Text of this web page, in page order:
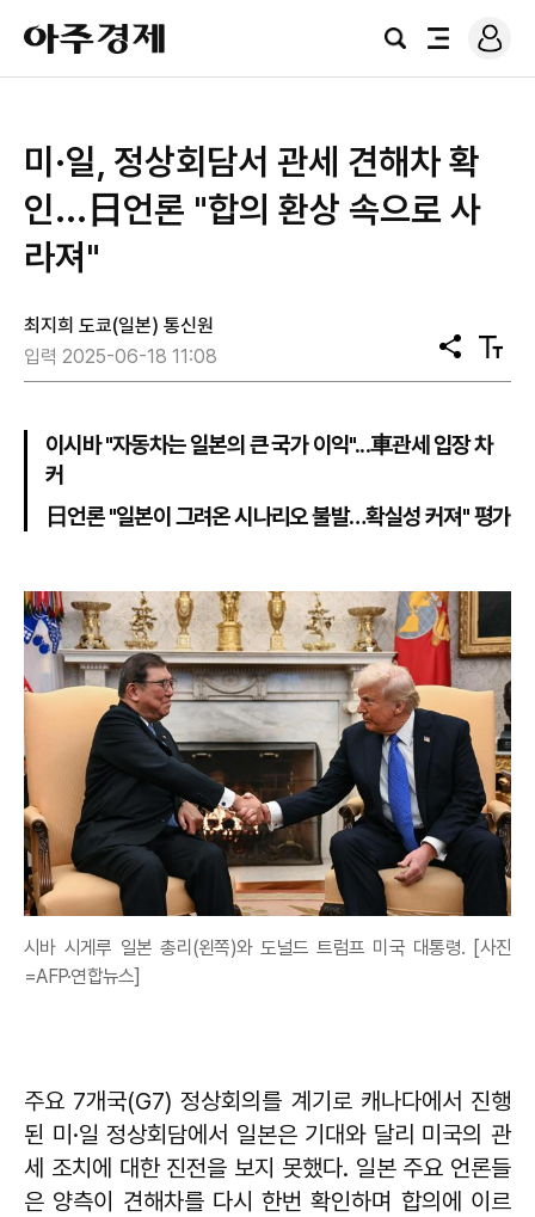
아
주
경
검
전
로
그
미·일, 정상회담서 관세 견해차 확
인...日언론 "합의 환상 속으로 사
라져"
최지희 도쿄(일본) 통신원
입력 2025-06-18 11:08
공
유
텍
스
기
이시바 "자동차는 일본의 큰 국가 이익"...車관세 입장 차
커
日언론 "일본이 그려온 시나리오 불발…확실성 커져" 평가
시바 시게루 일본 총리(왼쪽)와 도널드 트럼프 미국 대통령. [사진
=AFP·연합뉴스]
주요 7개국(G7) 정상회의를 계기로 캐나다에서 진행
된 미·일 정상회담에서 일본은 기대와 달리 미국의 관
세 조치에 대한 진전을 보지 못했다. 일본 주요 언론들
은 양측이 견해차를 다시 한번 확인하며 합의에 이르